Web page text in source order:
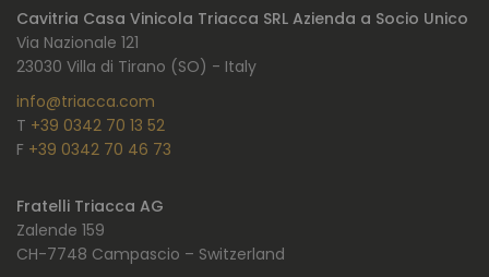
Cavitria Casa Vinicola Triacca SRL Azienda a Socio Unico
Via Nazionale 121
23030 Villa di Tirano (SO) - Italy
info@triacca.com
T +39 0342 70 13 52
F +39 0342 70 46 73
Fratelli Triacca AG
Zalende 159
CH-7748 Campascio – Switzerland